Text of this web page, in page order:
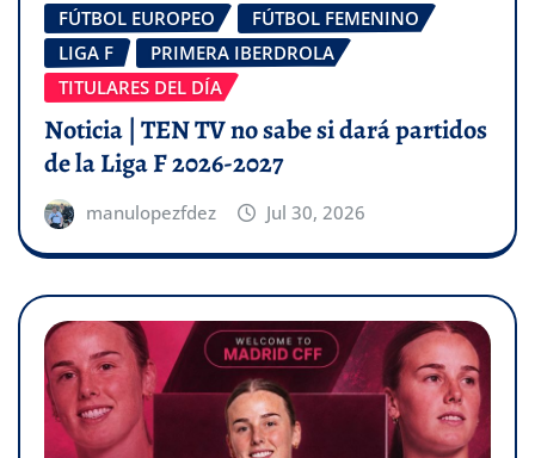
FÚTBOL EUROPEO
FÚTBOL FEMENINO
LIGA F
PRIMERA IBERDROLA
TITULARES DEL DÍA
Noticia | TEN TV no sabe si dará partidos
de la Liga F 2026-2027
manulopezfdez Jul 30, 2026